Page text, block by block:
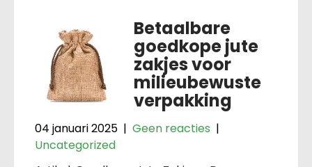
Betaalbare
goedkope jute
zakjes voor
milieubewuste
verpakking
04 januari 2025 | Geen reacties |
Uncategorized